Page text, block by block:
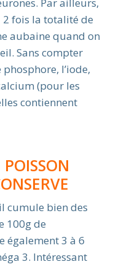
fois la totalité de
aubaine quand on
Sans compter
l’iode,
(pour les
contiennent
cumule bien des
100g de
également 3 à 6
3. Intéressant